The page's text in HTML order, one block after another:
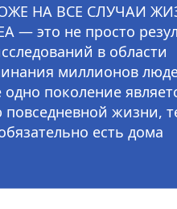
НА ВСЕ СЛУЧАИ
— это не просто
в области
миллионов
поколение
жизни,
есть дома